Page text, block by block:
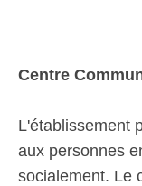
Centre
L'établissement
aux personnes
socialement. Le